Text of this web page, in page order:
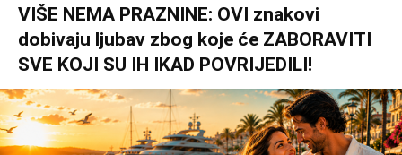
VIŠE NEMA PRAZNINE: OVI znakovi
dobivaju ljubav zbog koje će ZABORAVITI
SVE KOJI SU IH IKAD POVRIJEDILI!